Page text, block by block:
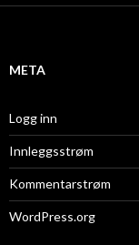
i
META
Logg inn
Innleggsstrøm
Kommentarstrøm
WordPress.org